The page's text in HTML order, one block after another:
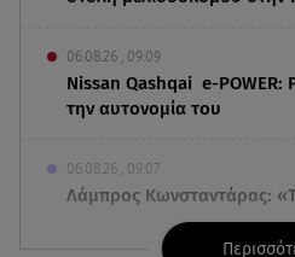
06.08.26 , 09:09
Nissan Qashqai e-POWER:
την αυτονομία του
06.08.26 , 09:07
Λάμπρος Κωνσταντάρας:
γενέθλια που δεν θα με